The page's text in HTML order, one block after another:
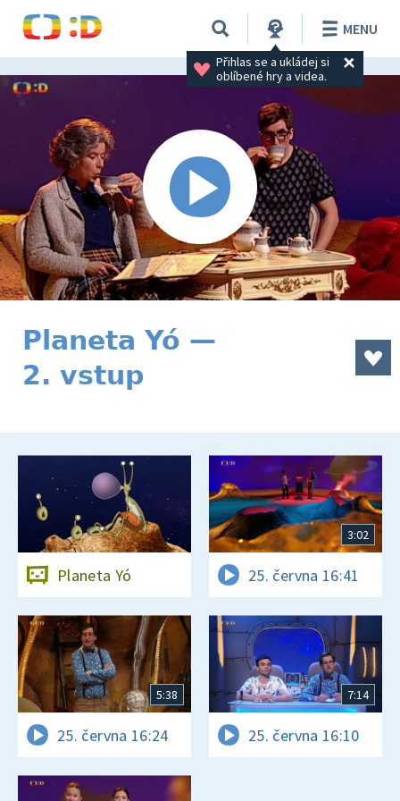
Přihlas se a ukládej si
oblíbené hry a videa.
MENU
Planeta Yó —
2. vstup
Planeta Yó
3:02
25. června 16:41
5:38
25. června 16:24
7:14
25. června 16:10